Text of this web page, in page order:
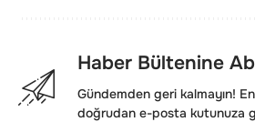
Haber Bültenine
Gündemden geri kalmayın!
doğrudan e-posta kutunuza